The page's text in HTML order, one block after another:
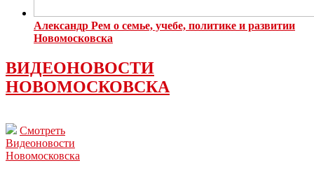
Александр Рем о семье, учебе, политике и развитии
Новомосковска
ВИДЕОНОВОСТИ
НОВОМОСКОВСКА
Смотреть
Видеоновости
Новомосковска